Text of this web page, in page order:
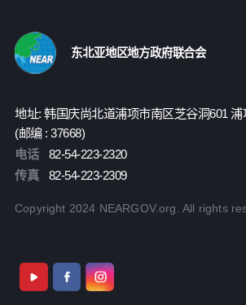
东北亚地区地方政府联合会
地址: 韩国庆尚北道浦项市南区芝谷洞601 浦
(邮编 : 37668)
电话
82-54-223-2320
传真
82-54-223-2309
Copyright 2024 NEARGOV.org. All rights